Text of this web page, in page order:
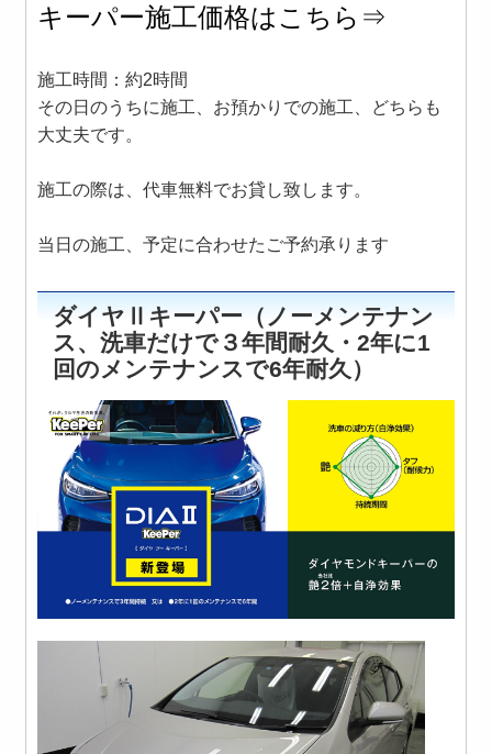
キーパー施工価格はこちら⇒
施工時間：約2時間
その日のうちに施工、お預かりでの施工、どちらも
大丈夫です。
施工の際は、代車無料でお貸し致します。
当日の施工、予定に合わせたご予約承ります
ダイヤⅡキーパー（ノーメンテナン
ス、洗車だけで３年間耐久・2年に1
回のメンテナンスで6年耐久）